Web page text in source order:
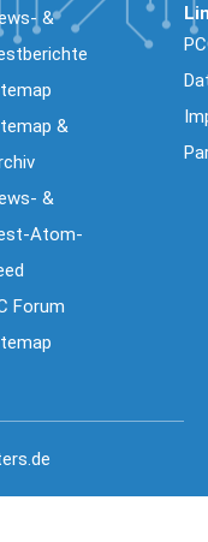
&
&
&
Atom-
Forum